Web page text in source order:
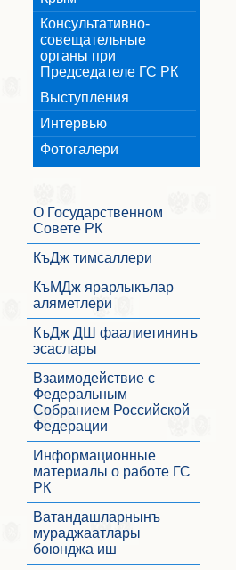
Консультативно-
совещательные
органы при
Председателе ГС РК
Выступления
Интервью
Фотогалери
О Государственном
Совете РК
КъДж тимсаллери
КъМДж ярарлыкълар
аляметлери
КъДж ДШ фаалиетининъ
эсаслары
Взаимодействие с
Федеральным
Собранием Российской
Федерации
Информационные
материалы о работе ГС
РК
Ватандашларнынъ
мураджаатлары
боюнджа иш